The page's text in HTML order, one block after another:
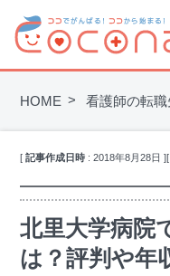
HOME 看護師の転職
[記事作成日時 :2018年8月28日 ]
北里大学病院
は？評判や年